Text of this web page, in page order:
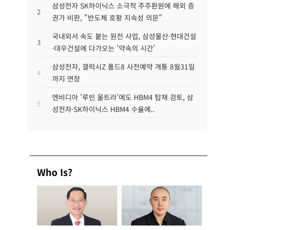
2
삼성전자 SK하이닉스 소극적 주주환원에 해외 증
권가 비판, "반도체 호황 지속성 의문"
3
국내외서 속도 붙는 원전 사업, 삼성물산·현대건설
·대우건설에 다가오는 '약속의 시간'
4
삼성전자, 갤럭시Z 폴드8 사전예약 개통 8월31일
까지 연장
5
엔비디아 '루빈 울트라'에도 HBM4 탑재 검토, 삼
성전자·SK하이닉스 HBM4 수율에..
Who Is?